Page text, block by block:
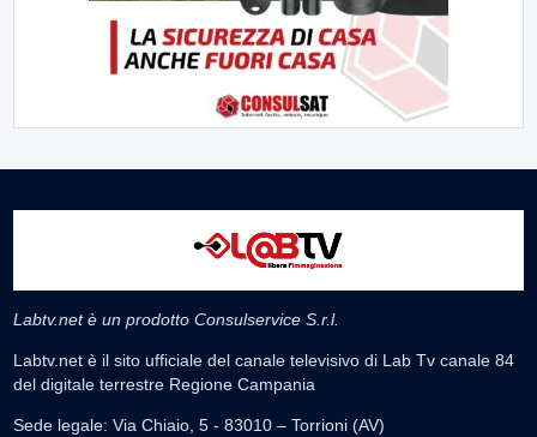
Labtv.net è un prodotto Consulservice S.r.l.
Labtv.net è il sito ufficiale del canale televisivo di Lab Tv canale 84
del digitale terrestre Regione Campania
Sede legale: Via Chiaio, 5 - 83010 – Torrioni (AV)